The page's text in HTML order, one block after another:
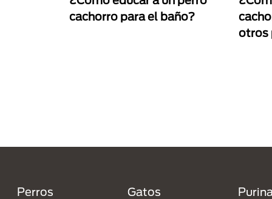
cachorro para el baño?
otros
Perros Gatos